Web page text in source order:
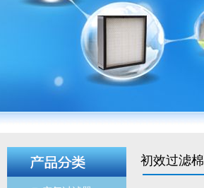
初效过滤棉